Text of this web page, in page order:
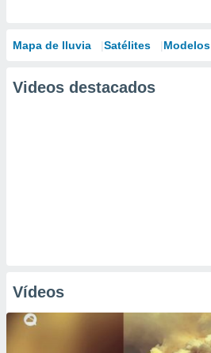
Mapa de lluvia Satélites Modelos
Videos destacados
Vídeos